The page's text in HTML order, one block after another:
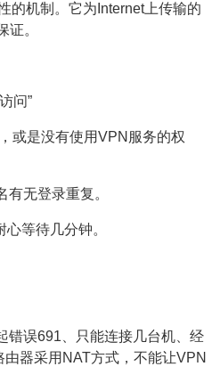
的机制。它为Internet上传输的
证。
问”
或是没有使用VPN服务的权
无登录重复。
等待几分钟。
错误691、只能连接几台机、经
器采用NAT方式，不能让VPN